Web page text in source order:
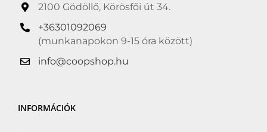
2100 Gödöllő, Körösfői út 34.
+36301092069
(munkanapokon 9-15 óra között)
info@coopshop.hu
INFORMÁCIÓK